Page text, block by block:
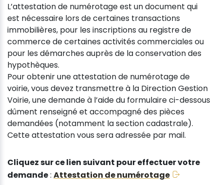
L’attestation de numérotage est un document qui
est nécessaire lors de certaines transactions
immobilières, pour les inscriptions au registre de
commerce de certaines activités commerciales ou
pour les démarches auprès de la conservation des
hypothèques.
Pour obtenir une attestation de numérotage de
voirie, vous devez transmettre à la Direction Gestion
Voirie, une demande à l’aide du formulaire ci-dessous
dûment renseigné et accompagné des pièces
demandées (notamment la section cadastrale).
Cette attestation vous sera adressée par mail.
Cliquez sur ce lien suivant pour effectuer votre
demande: Attestation de numérotage